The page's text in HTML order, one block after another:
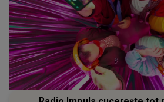
ascultători: creșteri